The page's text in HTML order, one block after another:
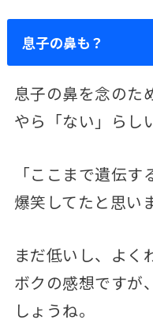
息子の鼻も？
息子の鼻を念のた
やら「ない」らし
「ここまで遺伝
爆笑してたと思い
まだ低いし、よく
ボクの感想ですが
しょうね。